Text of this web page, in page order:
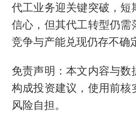
代工业务迎关键突破，短
信心，但其代工转型仍需
竞争与产能兑现仍存不确
免责声明：本文内容与数
构成投资建议，使用前核
风险自担。